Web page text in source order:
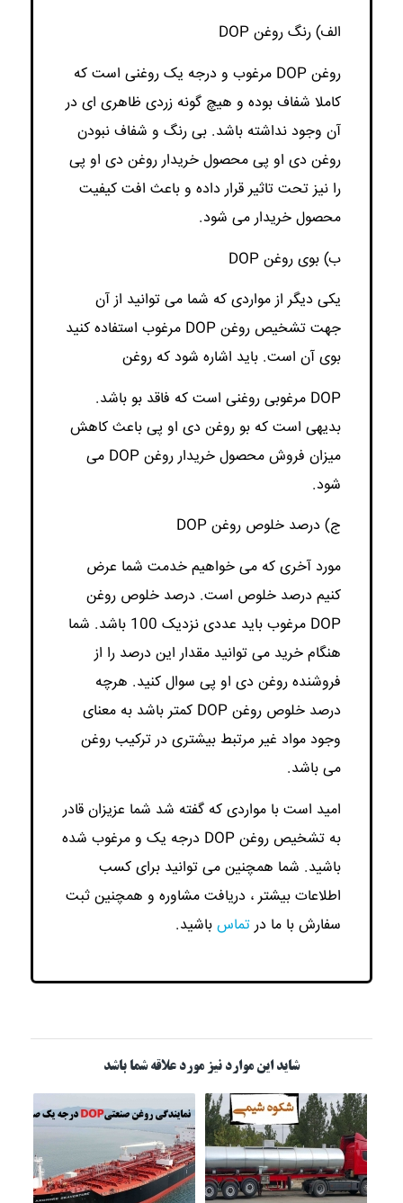
الف) رنگ روغن DOP
روغن DOP مرغوب و درجه یک روغنی است که
کاملا شفاف بوده و هیچ گونه زردی ظاهری ای در
آن وجود نداشته باشد. بی رنگ و شفاف نبودن
روغن دی او پی محصول خریدار روغن دی او پی
را نیز تحت تاثیر قرار داده و باعث افت کیفیت
محصول خریدار می شود.
ب) بوی روغن DOP
یکی دیگر از مواردی که شما می توانید از آن
جهت تشخیص روغن DOP مرغوب استفاده کنید
بوی آن است. باید اشاره شود که روغن
DOP مرغوبی روغنی است که فاقد بو باشد.
بدیهی است که بو روغن دی او پی باعث کاهش
میزان فروش محصول خریدار روغن DOP می
شود.
ج) درصد خلوص روغن DOP
مورد آخری که می خواهیم خدمت شما عرض
کنیم درصد خلوص است. درصد خلوص روغن
DOP مرغوب باید عددی نزدیک 100 باشد. شما
هنگام خرید می توانید مقدار این درصد را از
فروشنده روغن دی او پی سوال کنید. هرچه
درصد خلوص روغن DOP کمتر باشد به معنای
وجود مواد غیر مرتبط بیشتری در ترکیب روغن
می باشد.
امید است با مواردی که گفته شد شما عزیزان قادر
به تشخیص روغن DOP درجه یک و مرغوب شده
باشید. شما همچنین می توانید برای کسب
اطلاعات بیشتر ، دریافت مشاوره و همچنین ثبت
سفارش با ما در تماس باشید.
شاید این موارد نیز مورد علاقه شما باشد